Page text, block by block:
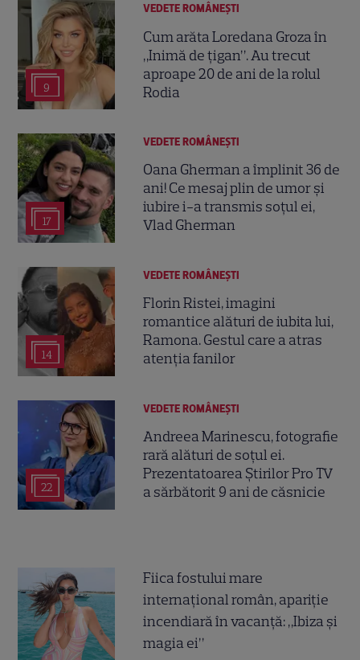
9
VEDETE ROMÂNEŞTI
Cum arăta Loredana Groza în
„Inimă de țigan”. Au trecut
aproape 20 de ani de la rolul
Rodia
17
VEDETE ROMÂNEŞTI
Oana Gherman a împlinit 36 de
ani! Ce mesaj plin de umor și
iubire i-a transmis soțul ei,
Vlad Gherman
14
VEDETE ROMÂNEŞTI
Florin Ristei, imagini
romantice alături de iubita lui,
Ramona. Gestul care a atras
atenția fanilor
22
VEDETE ROMÂNEŞTI
Andreea Marinescu, fotografie
rară alături de soțul ei.
Prezentatoarea Știrilor Pro TV
a sărbătorit 9 ani de căsnicie
Fiica fostului mare
internațional român, apariție
incendiară în vacanță: „Ibiza și
magia ei”